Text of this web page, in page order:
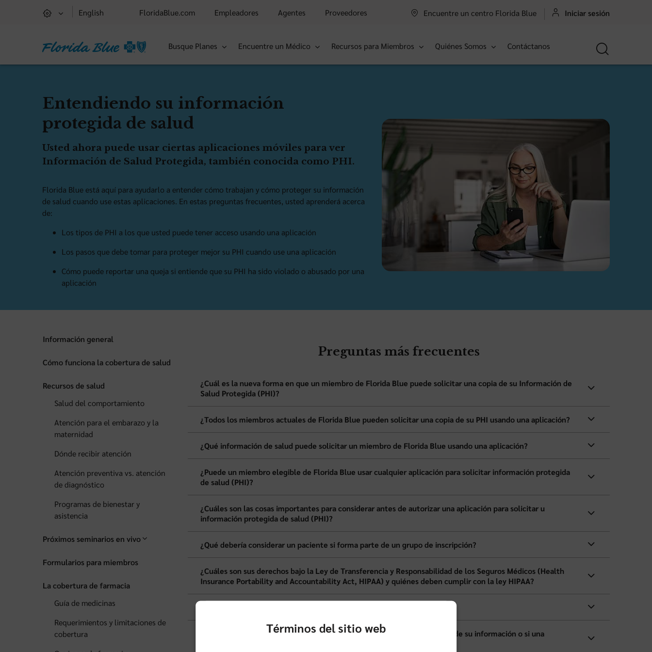
English FloridaBlue.com Empleadores Agentes Proveedores Encuentre un centro Florida Blue Iniciar sesión
Busque Planes Encuentre un Médico Recursos para Miembros Quiénes Somos Contáctanos
Entendiendo su información
protegida de salud
Usted ahora puede usar ciertas aplicaciones móviles para ver
Información de Salud Protegida, también conocida como PHI.
Florida Blue está aquí para ayudarlo a entender cómo trabajan y cómo proteger su información
de salud cuando use estas aplicaciones. En estas preguntas frecuentes, usted aprenderá acerca
de:
Los tipos de PHI a los que usted puede tener acceso usando una aplicación
Los pasos que debe tomar para proteger mejor su PHI cuando use una aplicación
Cómo puede reportar una queja si entiende que su PHI ha sido violado o abusado por una
aplicación
Información general
Cómo funciona la cobertura de salud
Recursos de salud
Salud del comportamiento
Atención para el embarazo y la
maternidad
Dónde recibir atención
Atención preventiva vs. atención
de diagnóstico
Programas de bienestar y
asistencia
Próximos seminarios en vivo
Formularios para miembros
La cobertura de farmacia
Guía de medicinas
Requerimientos y limitaciones de
cobertura
Preguntas más frecuentes
¿Cuál es la nueva forma en que un miembro de Florida Blue puede solicitar una copia de su Información de
Salud Protegida (PHI)?
¿Todos los miembros actuales de Florida Blue pueden solicitar una copia de su PHI usando una aplicación?
¿Qué información de salud puede solicitar un miembro de Florida Blue usando una aplicación?
¿Puede un miembro elegible de Florida Blue usar cualquier aplicación para solicitar información protegida
de salud (PHI)?
¿Cuáles son las cosas importantes para considerar antes de autorizar una aplicación para solicitar u
información protegida de salud (PHI)?
¿Qué debería considerar un paciente si forma parte de un grupo de inscripción?
¿Cuáles son sus derechos bajo la Ley de Transferencia y Responsabilidad de los Seguros Médicos (Health
Insurance Portability and Accountability Act, HIPAA) y quiénes deben cumplir con la ley HIPAA?
¿Qué deben hacer los miembros si piensan que ha ocurrido una violación de su información o si una
Términos del sitio web